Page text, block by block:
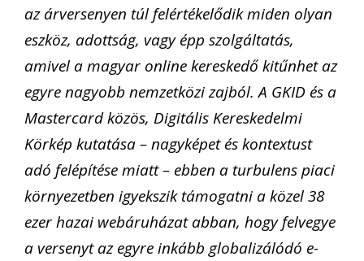
az árversenyen túl felértékelődik miden olyan
eszköz, adottság, vagy épp szolgáltatás,
amivel a magyar online kereskedő kitűnhet az
egyre nagyobb nemzetközi zajból. A GKID és a
Mastercard közös, Digitális Kereskedelmi
Körkép kutatása – nagyképet és kontextust
adó felépítése miatt – ebben a turbulens piaci
környezetben igyekszik támogatni a közel 38
ezer hazai webáruházat abban, hogy felvegye
a versenyt az egyre inkább globalizálódó e-